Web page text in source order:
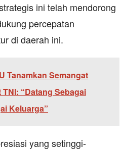
ini telah mendorong
percepatan
di daerah ini.
Tanamkan Semangat
“Datang Sebagai
Keluarga”
yang setinggi-